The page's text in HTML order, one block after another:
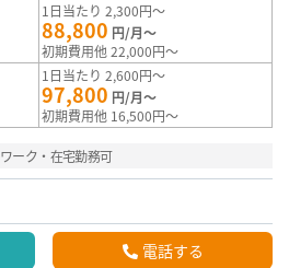
1日当たり 2,300円～
88,800 円/月～
初期費用他 22,000円～
1日当たり 2,600円～
97,800 円/月～
初期費用他 16,500円～
ーク・在宅勤務可
電話する